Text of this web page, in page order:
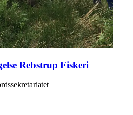
Rebstrup Fiskeri